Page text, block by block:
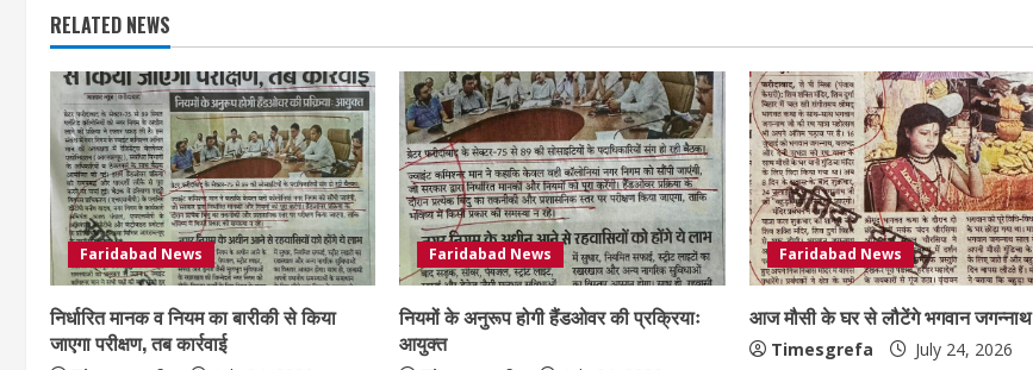
RELATED NEWS
Faridabad News
निर्धारित मानक व नियम का बारीकी से किया
जाएगा परीक्षण, तब कार्रवाई
Faridabad News
नियमों के अनुरूप होगी हैंडओवर की प्रक्रियाः
आयुक्त
Faridabad News
आज मौसी के घर से लौटेंगे भगवान जगन्नाथ
Timesgrefa July 24, 2026